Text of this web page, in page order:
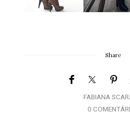
Share
FABIANA
0